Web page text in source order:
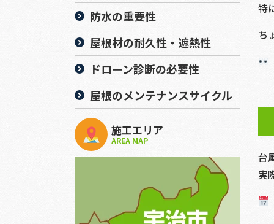
特
ち
台
実
防水の重要性
屋根材の耐久性・遮熱性
ドローン診断の必要性
屋根のメンテナンスサイクル
施工エリア
AREA MAP